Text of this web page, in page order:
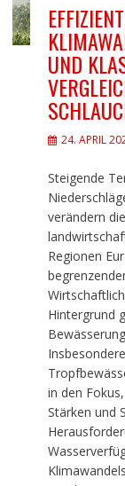
UND
24. APRIL
Steigende
verändern
Regionen
Hintergrund
in den
Stärken und